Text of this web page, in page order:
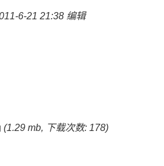
6-21 21:38 编辑
(1.29 mb, 下载次数: 178)